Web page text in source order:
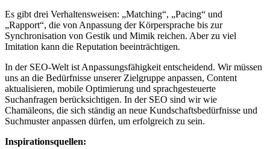
Es gibt drei Verhaltensweisen: „Matching“, „Pacing“ und
„Rapport“, die von Anpassung der Körpersprache bis zur
Synchronisation von Gestik und Mimik reichen. Aber zu viel
Imitation kann die Reputation beeinträchtigen.
In der SEO-Welt ist Anpassungsfähigkeit entscheidend. Wir müssen
uns an die Bedürfnisse unserer Zielgruppe anpassen, Content
aktualisieren, mobile Optimierung und sprachgesteuerte
Suchanfragen berücksichtigen. In der SEO sind wir wie
Chamäleons, die sich ständig an neue Kundschaftsbedürfnisse und
Suchmuster anpassen dürfen, um erfolgreich zu sein.
Inspirationsquellen: